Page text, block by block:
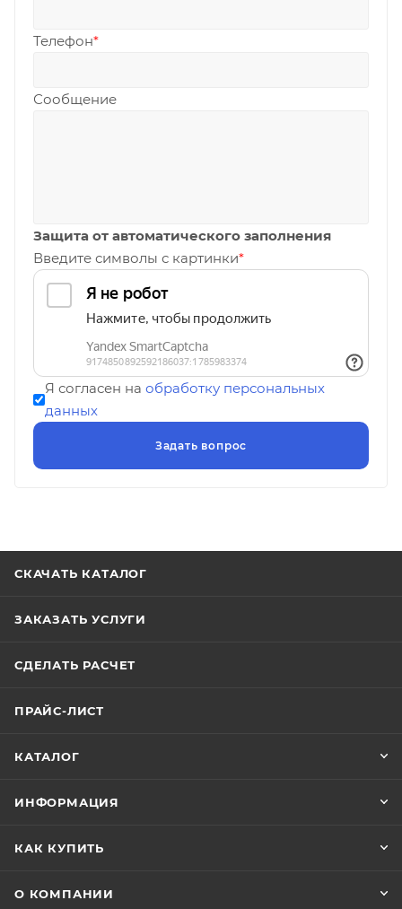
Телефон*
Сообщение
Защита от автоматического заполнения
Введите символы с картинки*
Я согласен на обработку персональных
данных
СКАЧАТЬ КАТАЛОГ
ЗАКАЗАТЬ УСЛУГИ
СДЕЛАТЬ РАСЧЕТ
ПРАЙС-ЛИСТ
КАТАЛОГ
ИНФОРМАЦИЯ
КАК КУПИТЬ
О КОМПАНИИ